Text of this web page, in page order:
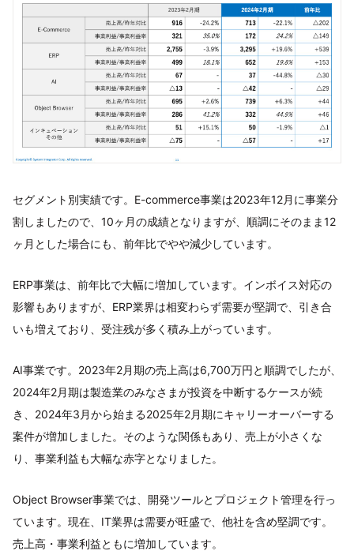
セグメント別実績です。E-commerce事業は2023年12月に事業分
割しましたので、10ヶ月の成績となりますが、順調にそのまま12
ヶ月とした場合にも、前年比でやや減少しています。
ERP事業は、前年比で大幅に増加しています。インボイス対応の
影響もありますが、ERP業界は相変わらず需要が堅調で、引き合
いも増えており、受注残が多く積み上がっています。
AI事業です。2023年2月期の売上高は6,700万円と順調でしたが、
2024年2月期は製造業のみなさまが投資を中断するケースが続
き、2024年3月から始まる2025年2月期にキャリーオーバーする
案件が増加しました。そのような関係もあり、売上が小さくな
り、事業利益も大幅な赤字となりました。
Object Browser事業では、開発ツールとプロジェクト管理を行っ
ています。現在、IT業界は需要が旺盛で、他社を含め堅調です。
売上高・事業利益ともに増加しています。